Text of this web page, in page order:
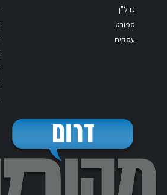
נדל"ן
ספורט
עסקים